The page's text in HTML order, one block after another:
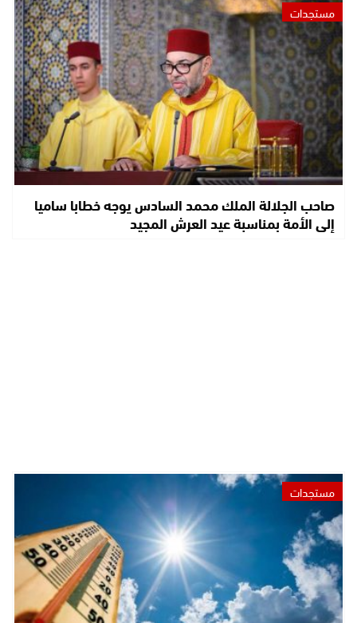
مستجدات
صاحب الجلالة الملك محمد السادس يوجه خطابا ساميا
إلى الأمة بمناسبة عيد العرش المجيد
مستجدات